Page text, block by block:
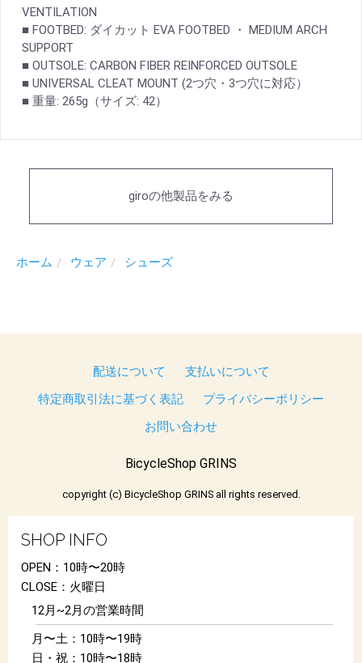
VENTILATION
■ FOOTBED: ダイカット EVA FOOTBED ・ MEDIUM ARCH
SUPPORT
■ OUTSOLE: CARBON FIBER REINFORCED OUTSOLE
■ UNIVERSAL CLEAT MOUNT (2つ穴・3つ穴に対応）
■ 重量: 265g（サイズ: 42）
giroの他製品をみる
ホーム ウェア シューズ
配送について
支払いについて
特定商取引法に基づく表記
プライバシーポリシー
お問い合わせ
BicycleShop GRINS
copyright (c) BicycleShop GRINS all rights reserved.
SHOP INFO
OPEN：10時〜20時
CLOSE：火曜日
12月~2月の営業時間
月〜土：10時〜19時
日・祝：10時〜18時